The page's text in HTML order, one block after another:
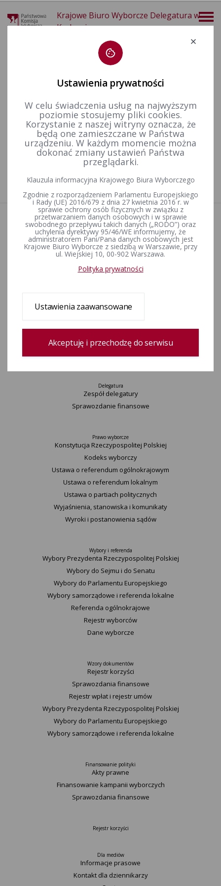
Krajowe Biuro Wyborcze Delegatura w
Krakowie
Wyroki i postanowienia sądów Sprawozdania finansowe
Aktualności
Wydarzenia
Informacje
Wyjaśnienia, stanowiska, komunikaty
Uchwały
Okręgi wyborcze i obwody głosowania
Archiwum
Delegatura
Zespół delegatury
Sprawozdanie finansowe
Prawo wyborcze
Konstytucja Rzeczypospolitej Polskiej​
Kodeks wyborczy
Ustawa o referendum ogólnokrajowym
Ustawa o referendum lokalnym
Ustawa o partiach politycznych
Wyjaśnienia, stanowiska i komunikaty
Wyroki i postanowienia sądów
Wybory i referenda
Wybory Prezydenta Rzeczypospolitej Polskiej
Wybory do Sejmu i do Senatu
Wybory do Parlamentu Europejskiego
Wybory samorządowe i referenda lokalne
Referenda ogólnokrajowe
Rejestr wyborców
Dane wyborcze
Wzory dokumentów
Rejestr korzyści
Sprawozdania finansowe
Rejestr wpłat i rejestr umów
Wybory Prezydenta Rzeczypospolitej Polskiej
Wybory do Parlamentu Europejskiego
Wybory samorządowe i referenda lokalne
Finansowanie polityki
Akty prawne
Finansowanie kampanii wyborczych
Sprawozdania finansowe
Rejestr korzyści
Dla mediów
Informacje prasowe
Kontakt dla dziennikarzy
Ustawienia prywatności
W celu świadczenia usług na najwyższym
poziomie stosujemy pliki cookies.
Korzystanie z naszej witryny oznacza, że
będą one zamieszczane w Państwa
urządzeniu. W każdym momencie można
dokonać zmiany ustawień Państwa
przeglądarki.
Klauzula informacyjna Krajowego Biura Wyborczego
Zgodnie z rozporządzeniem Parlamentu Europejskiego
i Rady (UE) 2016/679 z dnia 27 kwietnia 2016 r. w
sprawie ochrony osób fizycznych w związku z
przetwarzaniem danych osobowych i w sprawie
swobodnego przepływu takich danych („RODO”) oraz
uchylenia dyrektywy 95/46/WE informujemy, że
administratorem Pani/Pana danych osobowych jest
Krajowe Biuro Wyborcze z siedzibą w Warszawie, przy
ul. Wiejskiej 10, 00-902 Warszawa.
Polityka prywatności
Ustawienia zaawansowane
Akceptuję i przechodzę do serwisu